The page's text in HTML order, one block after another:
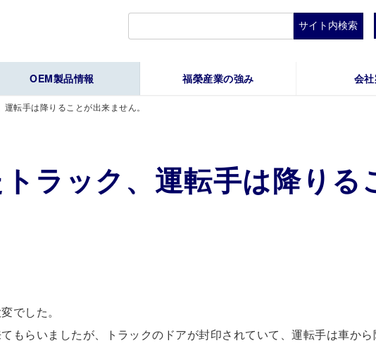
索:
OEM製品情報 福榮産業の強み 会
運転手は降りることが出来ません。
ラック、運転手は降りる
でした。
もらいましたが、トラックのドアが封印されていて、運転手は車から